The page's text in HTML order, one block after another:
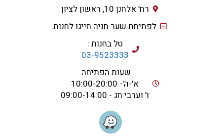
רח' אלחנן 10, ראשון לציון
לפתיחת שער חניה חייגו לחנות
טל בחנות :
03-9523333
שעות הפתיחה:
א'-ה'- 10:00-20:00
ו' וערבי חג - 09:00-14:00